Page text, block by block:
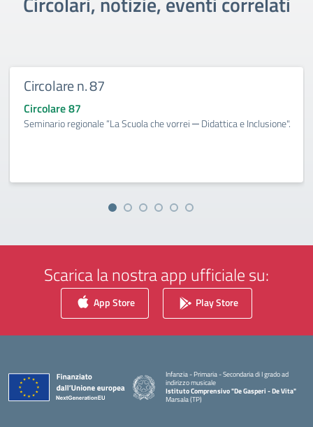
Circolare n. 87
Circolare 87
Seminario regionale “La Scuola che vorrei ─ Didattica e Inclusione".
Scarica la nostra app ufficiale su:
App Store Play Store
Infanzia - Primaria - Secondaria di I grado ad
indirizzo musicale
Istituto Comprensivo "De Gasperi - De Vita"
Marsala (TP)